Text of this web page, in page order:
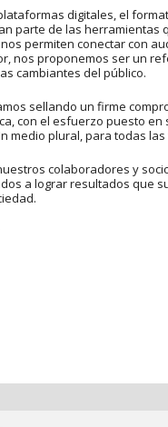
digitales, el
parte de las herramientas
permiten conectar con
nos proponemos ser un
cambiantes del público.
sellando un firme
con el esfuerzo puesto
medio plural, para todas las
colaboradores y
a lograr resultados que